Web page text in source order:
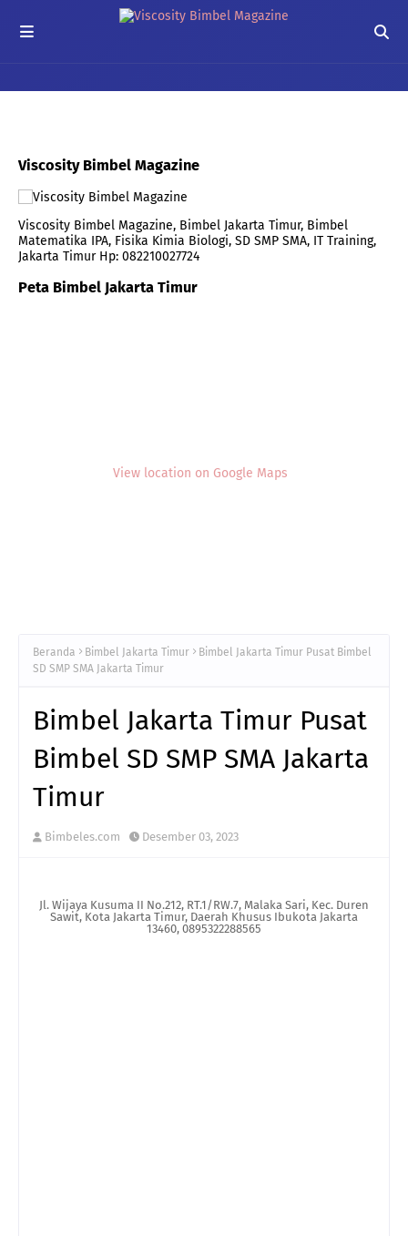
Viscosity Bimbel Magazine
Viscosity Bimbel Magazine, Bimbel Jakarta Timur, Bimbel
Matematika IPA, Fisika Kimia Biologi, SD SMP SMA, IT Training,
Jakarta Timur Hp: 082210027724
Peta Bimbel Jakarta Timur
View location on Google Maps
Beranda Bimbel Jakarta Timur
Bimbel Jakarta Timur Pusat Bimbel
SD SMP SMA Jakarta Timur
Bimbel Jakarta Timur Pusat
Bimbel SD SMP SMA Jakarta
Timur
Bimbeles.com Desember 03, 2023
Jl. Wijaya Kusuma II No.212, RT.1/RW.7, Malaka Sari, Kec. Duren
Sawit, Kota Jakarta Timur, Daerah Khusus Ibukota Jakarta
13460, 0895322288565